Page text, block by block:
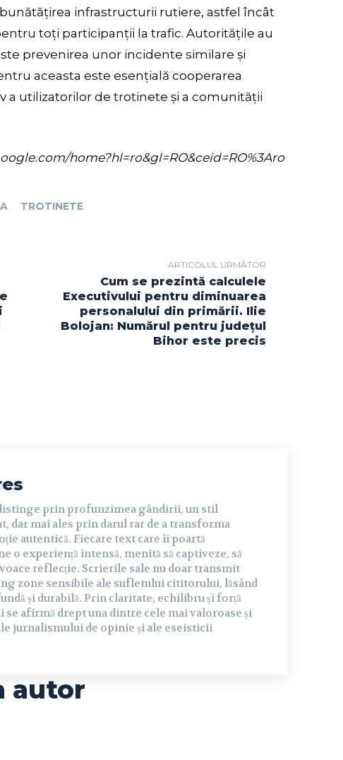
infrastructurii rutiere, astfel încât
toți participanții la trafic. Autoritățile au
prevenirea unor incidente similare și
aceasta este esențială cooperarea
a utilizatorilor de trotinete și a comunității
home?hl=ro&gl=RO&ceid=RO%3Aro
TROTINETE
ARTICOLUL URMĂTOR
Cum se prezintă calculele
Executivului pentru diminuarea
personalului din primării. Ilie
Bolojan: Numărul pentru județul
Bihor este precis
prin profunzimea gândirii, un stil
dar mai ales prin darul rar de a transforma
autentică. Fiecare text care îi poartă
o experiență intensă, menită să captiveze, să
reflecție. Scrierile sale nu doar transmit
zone sensibile ale sufletului cititorului, lăsând
și durabilă. Prin claritate, echilibru și forță
se afirmă drept una dintre cele mai valoroase și
jurnalismului de opinie și ale eseisticii
autor